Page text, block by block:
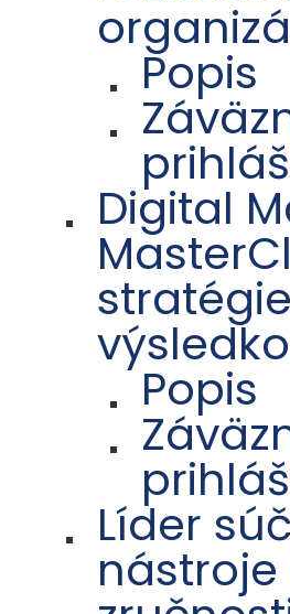
Popis
Digital
Popis
Líder
nástroje